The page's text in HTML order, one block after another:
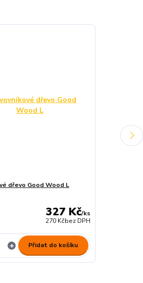
dřevo Good Wood L
327 Kč/ks
270 Kčbez DPH
Přidat do košíku